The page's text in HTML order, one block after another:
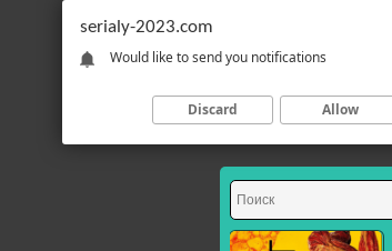
SERIALY-
serialy-2023.com
Would like to send you notifications
Discard Allow